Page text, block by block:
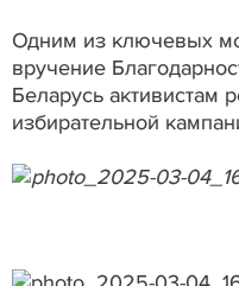
Одним из ключевых
вручение
Беларусь активистам
избирательной